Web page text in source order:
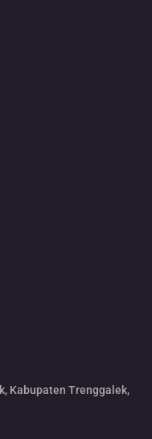
Kabupaten Trenggalek,